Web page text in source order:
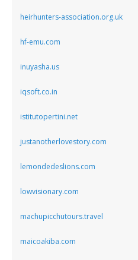
heirhunters-association.org.uk
hf-emu.com
inuyasha.us
iqsoft.co.in
istitutopertini.net
justanotherlovestory.com
lemondedeslions.com
lowvisionary.com
machupicchutours.travel
maicoakiba.com